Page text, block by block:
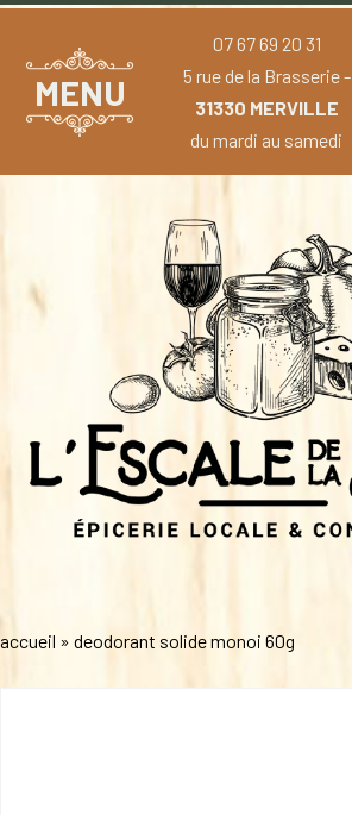
MENU
07 67 69 20 31
5 rue de la Brasserie -
31330 MERVILLE
du mardi au samedi
accueil » deodorant solide monoi 60g